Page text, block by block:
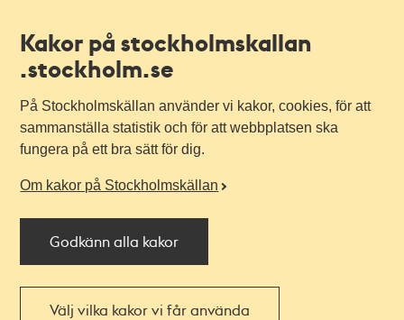
Kakor på stockholmskallan
.stockholm.se
På Stockholmskällan använder vi kakor, cookies, för att
sammanställa statistik och för att webbplatsen ska
fungera på ett bra sätt för dig.
Om kakor på Stockholmskällan
Godkänn alla kakor
Välj vilka kakor vi får använda